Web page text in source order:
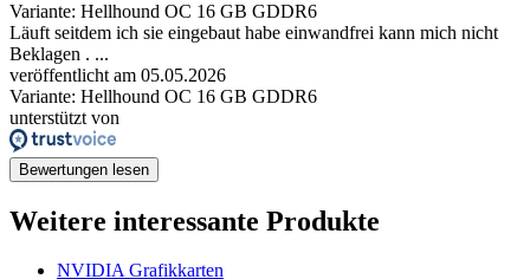
Variante: Hellhound OC 16 GB GDDR6
Läuft seitdem ich sie eingebaut habe einwandfrei kann mich nicht
Beklagen . ...
veröffentlicht am 05.05.2026
Variante: Hellhound OC 16 GB GDDR6
unterstützt von
Bewertungen lesen
Weitere interessante Produkte
NVIDIA Grafikkarten